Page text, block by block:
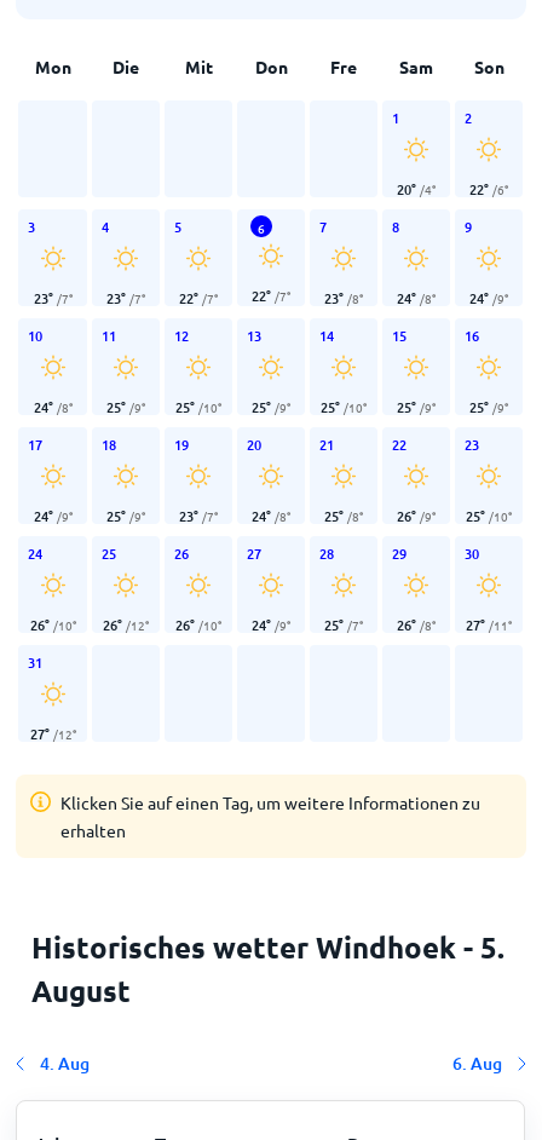
Mon Die Mit Don Fre Sam Son
1
20° /4°
2
22° /6°
3
23° /7°
4
23° /7°
5
22° /7°
6
22° /7°
7
23° /8°
8
24° /8°
9
24° /9°
10
24° /8°
11
25° /9°
12
25° /10°
13
25° /9°
14
25° /10°
15
25° /9°
16
25° /9°
17
24° /9°
18
25° /9°
19
23° /7°
20
24° /8°
21
25° /8°
22
26° /9°
23
25° /10°
24
26° /10°
25
26° /12°
26
26° /10°
27
24° /9°
28
25° /7°
29
26° /8°
30
27° /11°
31
27° /12°
Klicken Sie auf einen Tag, um weitere Informationen zu
erhalten
Historisches wetter Windhoek - 5.
August
4. Aug 6. Aug